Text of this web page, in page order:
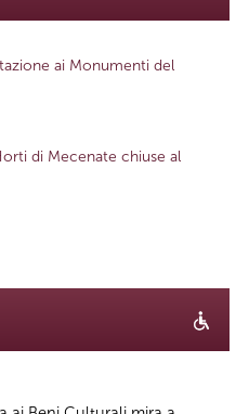
ai Monumenti del
di Mecenate chiuse al